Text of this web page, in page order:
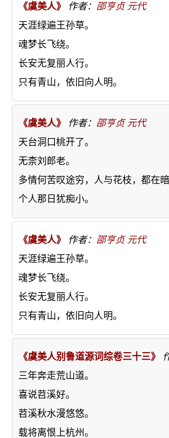
《虞美人》 作者： 邵亨贞 元代
天涯绿遍王孙草。
魂梦长飞绕。
长安无复丽人行。
只有青山，依旧向人明。
《虞美人》 作者： 邵亨贞 元代
天台洞口桃开了。
无柰刘郎老。
多情何苦叹途穷，人与花枝，都在暗
个人那日犹痴小。
《虞美人》 作者： 邵亨贞 元代
天涯绿遍王孙草。
魂梦长飞绕。
长安无复丽人行。
只有青山，依旧向人明。
《虞美人别鲁道源词综卷三十三》
三年奔走荒山道。
喜说苕溪好。
苕溪秋水漫悠悠。
载将离恨上杭州。